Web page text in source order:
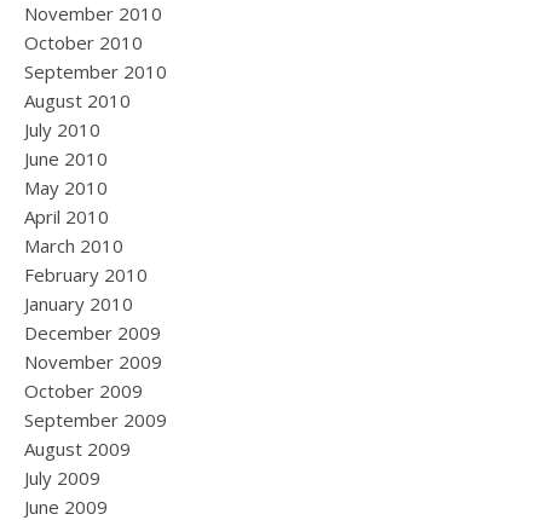
November 2010
October 2010
September 2010
August 2010
July 2010
June 2010
May 2010
April 2010
March 2010
February 2010
January 2010
December 2009
November 2009
October 2009
September 2009
August 2009
July 2009
June 2009